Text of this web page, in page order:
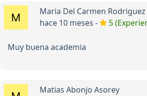
Maria Del Carmen Rodriguez
hace 10 meses -
5
Muy buena academia
Matias Abonjo Asorey